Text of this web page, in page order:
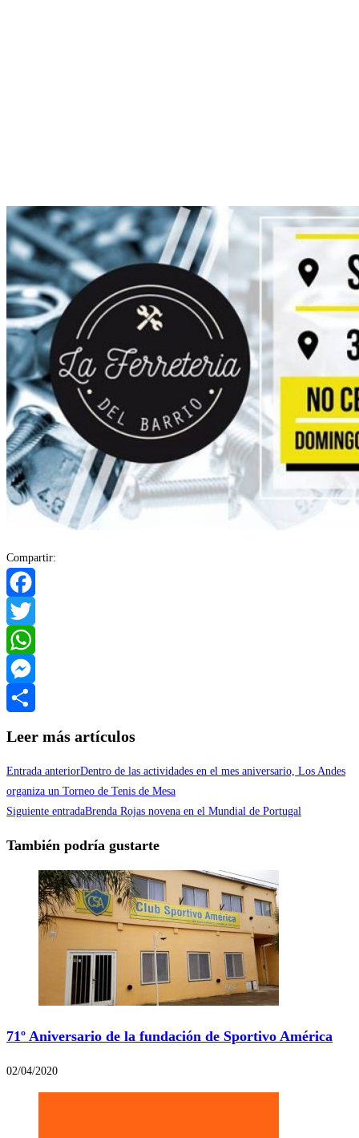
Compartir:
Facebook
Twitter
WhatsApp
Messenger
Leer más artículos
Entrada anteriorDentro de las actividades en el mes aniversario, Los Andes
organiza un Torneo de Tenis de Mesa
Siguiente entradaBrenda Rojas novena en el Mundial de Portugal
También podría gustarte
71º Aniversario de la fundación de Sportivo América
02/04/2020